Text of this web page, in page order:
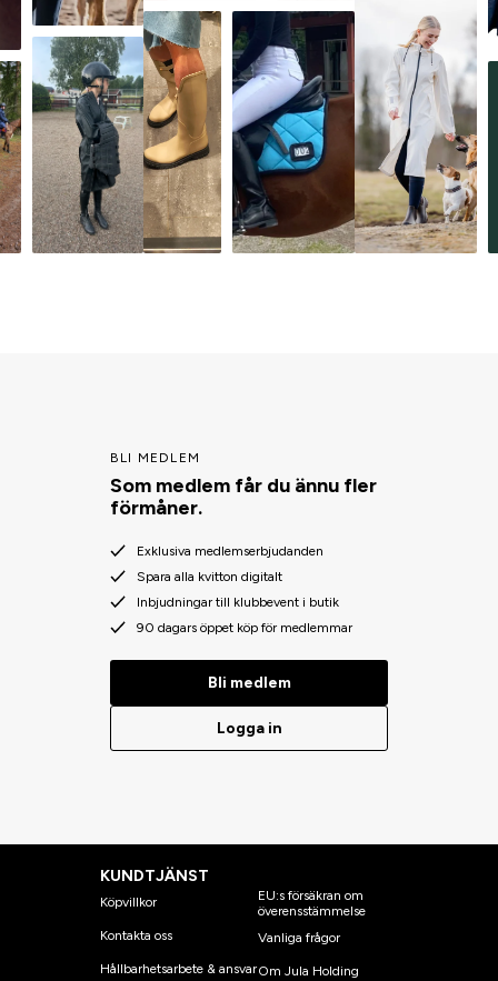
BLI MEDLEM
Som medlem får du ännu fler
förmåner.
Exklusiva medlemserbjudanden
Spara alla kvitton digitalt
Inbjudningar till klubbevent i butik
90 dagars öppet köp för medlemmar
Bli medlem
Logga in
KUNDTJÄNST
Köpvillkor
Kontakta oss
Hållbarhetsarbete & ansvar
EU:s försäkran om
överensstämmelse
Vanliga frågor
Om Jula Holding